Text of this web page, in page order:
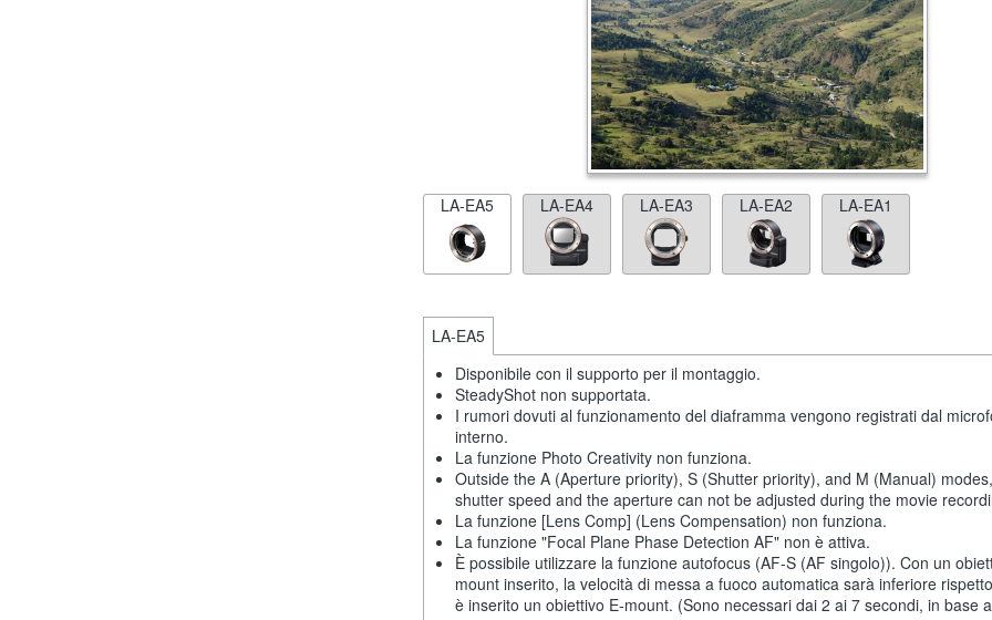
LA-EA5 LA-EA4 LA-EA3 LA-EA2 LA-EA1
LA-EA5
Disponibile con il supporto per il montaggio.
SteadyShot non supportata.
I rumori dovuti al funzionamento del diaframma vengono registrati dal
interno.
La funzione Photo Creativity non funziona.
Outside the A (Aperture priority), S (Shutter priority), and M (Manual)
shutter speed and the aperture can not be adjusted during the movie
La funzione [Lens Comp] (Lens Compensation) non funziona.
La funzione "Focal Plane Phase Detection AF" non è attiva.
È possibile utilizzare la funzione autofocus (AF-S (AF singolo)). Con un
mount inserito, la velocità di messa a fuoco automatica sarà inferiore
è inserito un obiettivo E-mount. (Sono necessari dai 2 ai 7 secondi, in base